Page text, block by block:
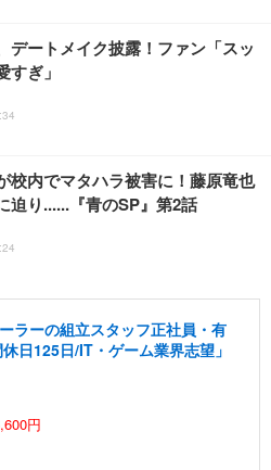
デートメイク披露！ファン「スッ
すぎ」
校内でマタハラ被害に！藤原竜也
迫り......『青のSP』第2話
ラーの組立スタッフ正社員・有
日125日/IT・ゲーム業界志望」
円